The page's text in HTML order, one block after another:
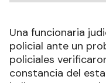
Una funcionaria